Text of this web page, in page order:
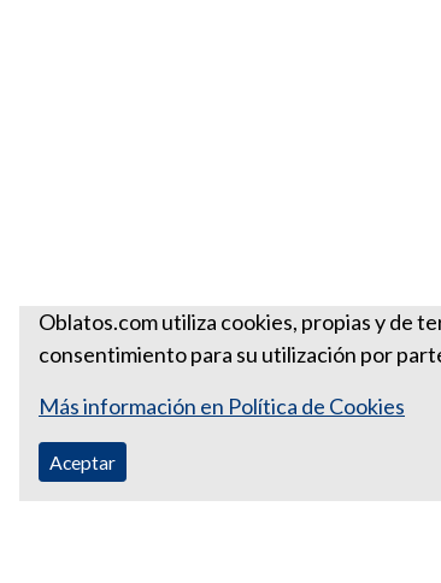
Oblatos.com utiliza cookies, propias y de
consentimiento para su utilización por
Más información en Política de Cookies
Aceptar